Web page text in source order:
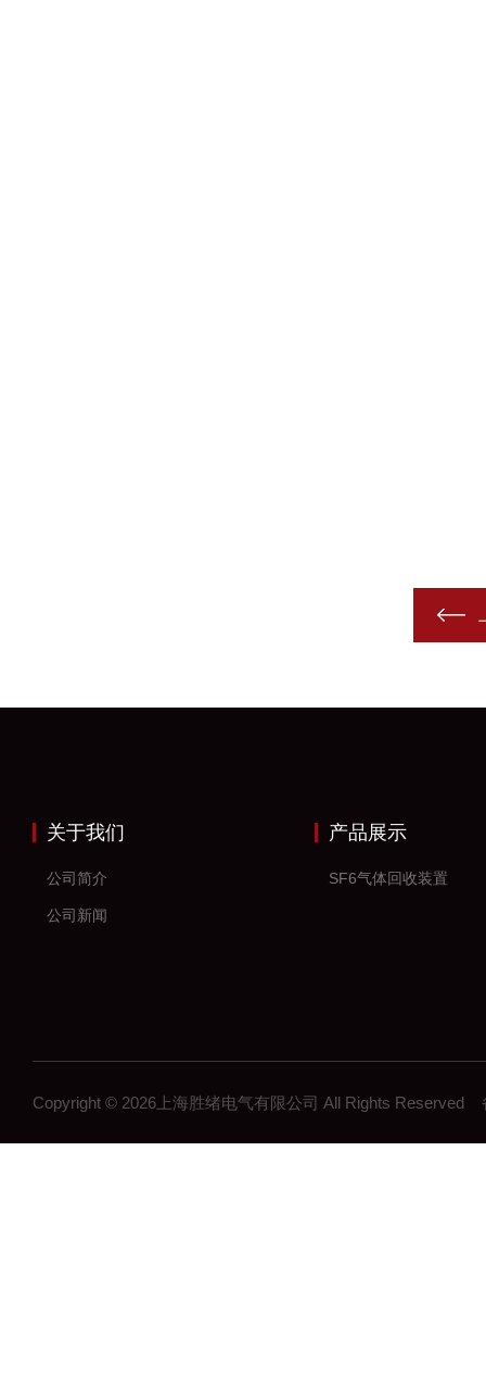
关于我们
公司简介
公司新闻
产品展示
SF6气体回收装置
Copyright © 2026上海胜绪电气有限公司 All Rights Reserved